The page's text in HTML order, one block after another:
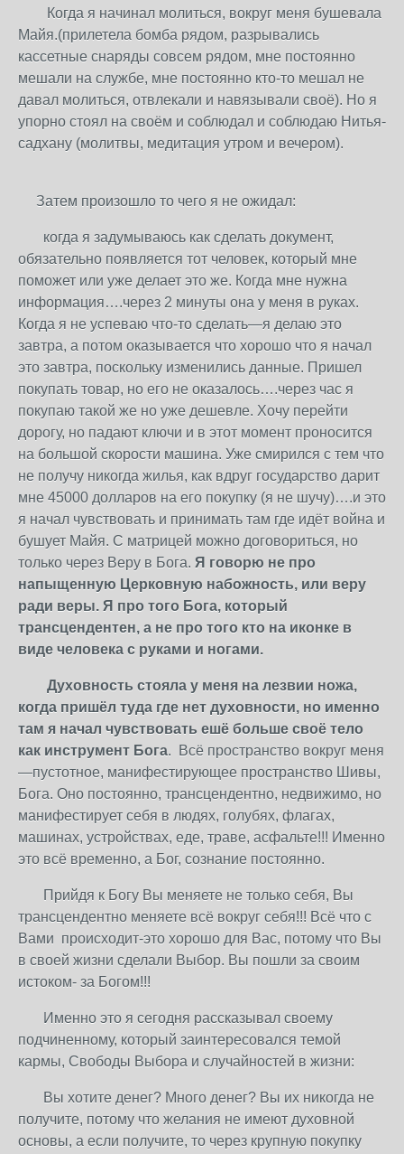
Когда я начинал молиться, вокруг меня бушевала
Майя.(прилетела бомба рядом, разрывались
кассетные снаряды совсем рядом, мне постоянно
мешали на службе, мне постоянно кто-то мешал не
давал молиться, отвлекали и навязывали своё). Но я
упорно стоял на своём и соблюдал и соблюдаю Нитья-
садхану (молитвы, медитация утром и вечером).
Затем произошло то чего я не ожидал:
когда я задумываюсь как сделать документ,
обязательно появляется тот человек, который мне
поможет или уже делает это же. Когда мне нужна
информация….через 2 минуты она у меня в руках.
Когда я не успеваю что-то сделать—я делаю это
завтра, а потом оказывается что хорошо что я начал
это завтра, поскольку изменились данные. Пришел
покупать товар, но его не оказалось….через час я
покупаю такой же но уже дешевле. Хочу перейти
дорогу, но падают ключи и в этот момент проносится
на большой скорости машина. Уже смирился с тем что
не получу никогда жилья, как вдруг государство дарит
мне 45000 долларов на его покупку (я не шучу)….и это
я начал чувствовать и принимать там где идёт война и
бушует Майя. С матрицей можно договориться, но
только через Веру в Бога. Я говорю не про
напыщенную Церковную набожность, или веру
ради веры. Я про того Бога, который
трансцендентен, а не про того кто на иконке в
виде человека с руками и ногами.
Духовность стояла у меня на лезвии ножа,
когда пришёл туда где нет духовности, но именно
там я начал чувствовать ешё больше своё тело
как инструмент Бога. Всё пространство вокруг меня
—пустотное, манифестирующее пространство Шивы,
Бога. Оно постоянно, трансцендентно, недвижимо, но
манифестирует себя в людях, голубях, флагах,
машинах, устройствах, еде, траве, асфальте!!! Именно
это всё временно, а Бог, сознание постоянно.
Прийдя к Богу Вы меняете не только себя, Вы
трансцендентно меняете всё вокруг себя!!! Всё что с
Вами происходит-это хорошо для Вас, потому что Вы
в своей жизни сделали Выбор. Вы пошли за своим
истоком- за Богом!!!
Именно это я сегодня рассказывал своему
подчиненному, который заинтересовался темой
кармы, Свободы Выбора и случайностей в жизни:
Вы хотите денег? Много денег? Вы их никогда не
получите, потому что желания не имеют духовной
основы, а если получите, то через крупную покупку